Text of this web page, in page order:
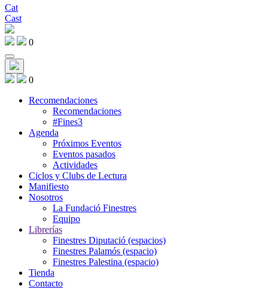
Cat
Cast
0
0
Recomendaciones
Recomendaciones
#Fines3
Agenda
Próximos Eventos
Eventos pasados
Actividades
Ciclos y Clubs de Lectura
Manifiesto
Nosotros
La Fundació Finestres
Equipo
Librerías
Finestres Diputació (espacios)
Finestres Palamós (espacio)
Finestres Palestina (espacio)
Tienda
Contacto